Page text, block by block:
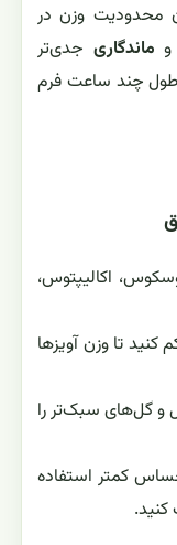
محدودیت وزن در
ماندگاری جدی‌تر
طول چند ساعت فرم
اکالیپتوس،
تا وزن آویزها
و گل‌های سبک‌تر را
کمتر استفاده